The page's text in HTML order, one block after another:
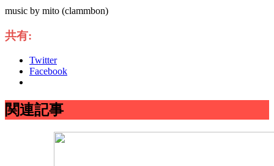
music by mito (clammbon)
共有:
Twitter
Facebook
関連記事